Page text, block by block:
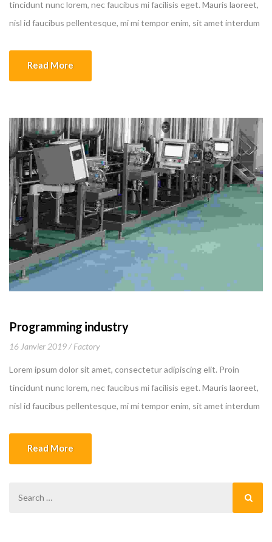
tincidunt nunc lorem, nec faucibus mi facilisis eget. Mauris laoreet,
nisl id faucibus pellentesque, mi mi tempor enim, sit amet interdum
Read More
Programming industry
16 Janvier 2019 Factory
Lorem ipsum dolor sit amet, consectetur adipiscing elit. Proin
tincidunt nunc lorem, nec faucibus mi facilisis eget. Mauris laoreet,
nisl id faucibus pellentesque, mi mi tempor enim, sit amet interdum
Read More